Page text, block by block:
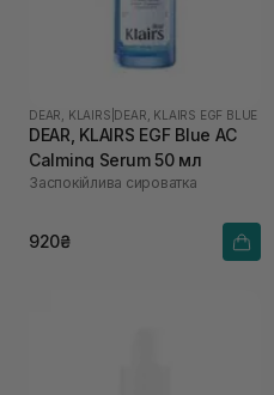
DEAR, KLAIRS DEAR, KLAIRS EGF BLUE
DEAR, KLAIRS EGF Blue AC
Calming Serum 50 мл
Заспокійлива сироватка
920₴